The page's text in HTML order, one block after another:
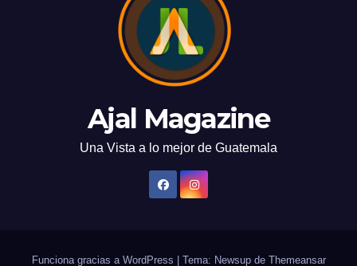
Ajal Magazine
Una Vista a lo mejor de Guatemala
Funciona gracias a WordPress Tema: Newsup de Themeansar